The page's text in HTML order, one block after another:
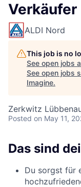
ALDI Nord
This job is no
See open jobs
See open jobs
Imagine.
Zerkwitz
Posted on May 11,
Das sind
Du sorgst für